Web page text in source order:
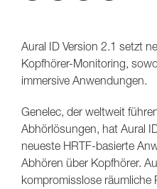
Aural ID Version 2.1 setzt
Kopfhörer-Monitoring,
immersive Anwendungen.
Genelec, der weltweit
Abhörlösungen, hat Aural
neueste HRTF-basierte
Abhören über Kopfhörer.
kompromisslose räumliche